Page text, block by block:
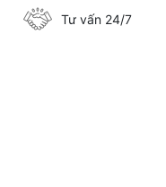
Tư vấn 24/7